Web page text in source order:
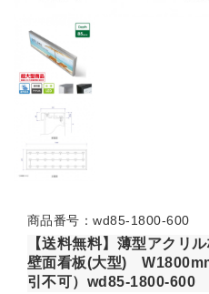
商品番号：wd85-1800-600
【送料無料】薄型アクリ
壁面看板(大型)
引不可）wd85-1800-600